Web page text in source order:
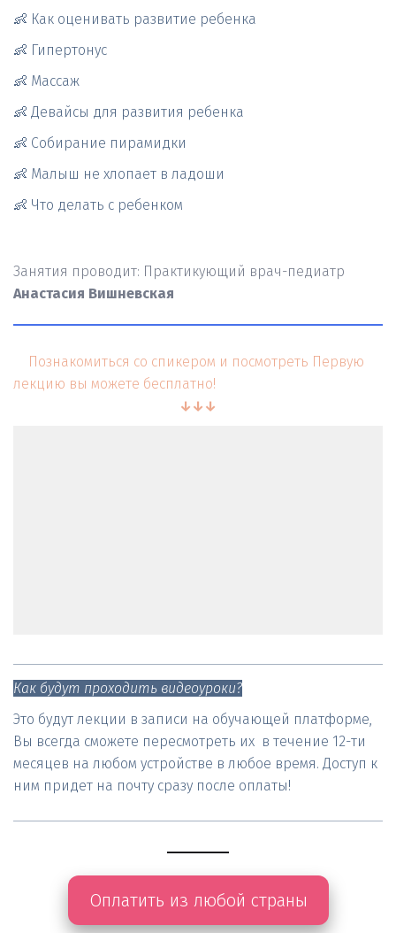
👶 Как оценивать развитие ребенка
👶 Гипертонус
👶 Массаж
👶 Девайсы для развития ребенка
👶 Собирание пирамидки
👶 Малыш не хлопает в ладоши
👶 Что делать с ребенком
Анастасия Вишневская
Познакомиться со спикером и посмотреть Первую
лекцию вы можете бесплатно!
↓↓↓
Как будут проходить видеоуроки?
Это будут лекции в записи на обучающей платформе,
Вы всегда сможете пересмотреть их  в течение 12-ти
месяцев на любом устройстве в любое время. Доступ к
ним придет на почту сразу после оплаты!
Оплатить из любой страны